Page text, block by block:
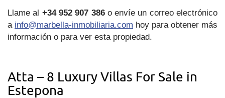
Llame al +34 952 907 386o envíe un correo electrónico
a info@marbella-inmobiliaria.com hoy para obtener más
información o para ver esta propiedad.
Atta – 8 Luxury Villas For Sale in
Estepona